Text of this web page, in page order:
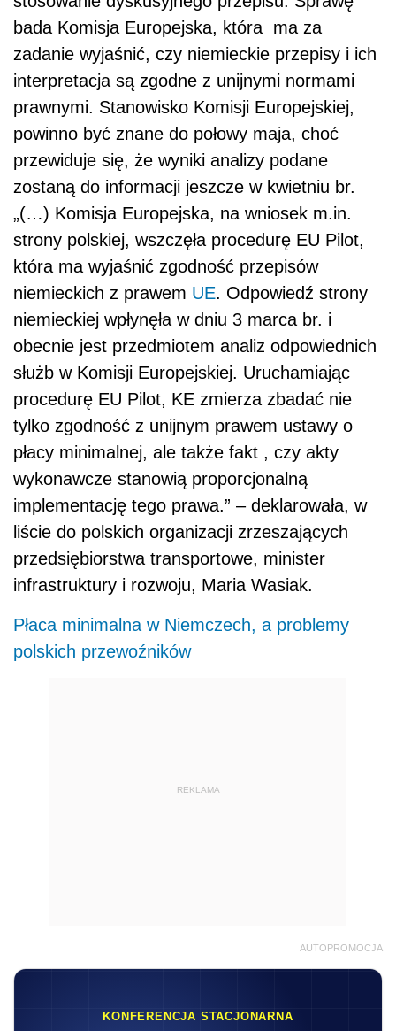
bada Komisja Europejska, która ma za
zadanie wyjaśnić, czy niemieckie przepisy i ich
interpretacja są zgodne z unijnymi normami
prawnymi. Stanowisko Komisji Europejskiej,
powinno być znane do połowy maja, choć
przewiduje się, że wyniki analizy podane
zostaną do informacji jeszcze w kwietniu br.
„(…) Komisja Europejska, na wniosek m.in.
strony polskiej, wszczęła procedurę EU Pilot,
która ma wyjaśnić zgodność przepisów
niemieckich z prawem UE. Odpowiedź strony
niemieckiej wpłynęła w dniu 3 marca br. i
obecnie jest przedmiotem analiz odpowiednich
służb w Komisji Europejskiej. Uruchamiając
procedurę EU Pilot, KE zmierza zbadać nie
tylko zgodność z unijnym prawem ustawy o
płacy minimalnej, ale także fakt , czy akty
wykonawcze stanowią proporcjonalną
implementację tego prawa.” – deklarowała, w
liście do polskich organizacji zrzeszających
przedsiębiorstwa transportowe, minister
infrastruktury i rozwoju, Maria Wasiak.
Płaca minimalna w Niemczech, a problemy
polskich przewoźników
REKLAMA
AUTOPROMOCJA
KONFERENCJA STACJONARNA